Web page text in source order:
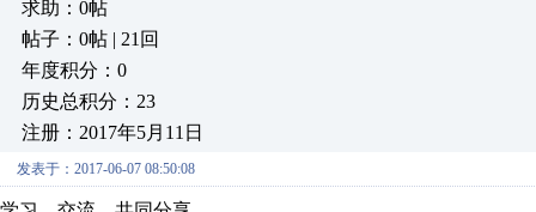
求助：0帖
帖子：0帖 | 21回
年度积分：0
历史总积分：23
注册：2017年5月11日
发表于：2017-06-07 08:50:08